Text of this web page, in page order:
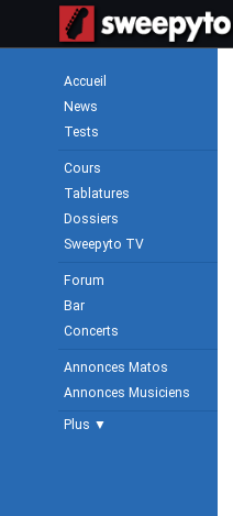
Accueil
News
Tests
Cours
Tablatures
Dossiers
Sweepyto TV
Forum
Bar
Concerts
Annonces Matos
Annonces Musiciens
Plus ▼